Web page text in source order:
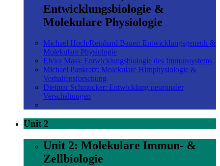
Entwicklungsbiologie &
Molekulare Physiologie
Michael Hoch/Reinhard Bauer: Entwicklungsgenetik &
Molekulare Physiologie
Elvira Mass: Entwicklungsbiologie des Immunsystems
Michael Pankratz: Molekulare Hirnphysiologie &
Verhaltensforschung
Dietmar Schmucker: Entwicklung neuronaler
Verschaltungen
Unit 2
Unit 2: Molekulare Immun- &
Zellbiologie